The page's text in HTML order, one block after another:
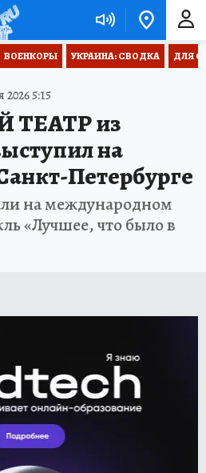
ВОЕНКОРЫ УКРАИНА: СВОДКА ДЛЯ
2026 5:15
ТЕАТР из
на
Петербурге
на международном
«Лучшее, что было в